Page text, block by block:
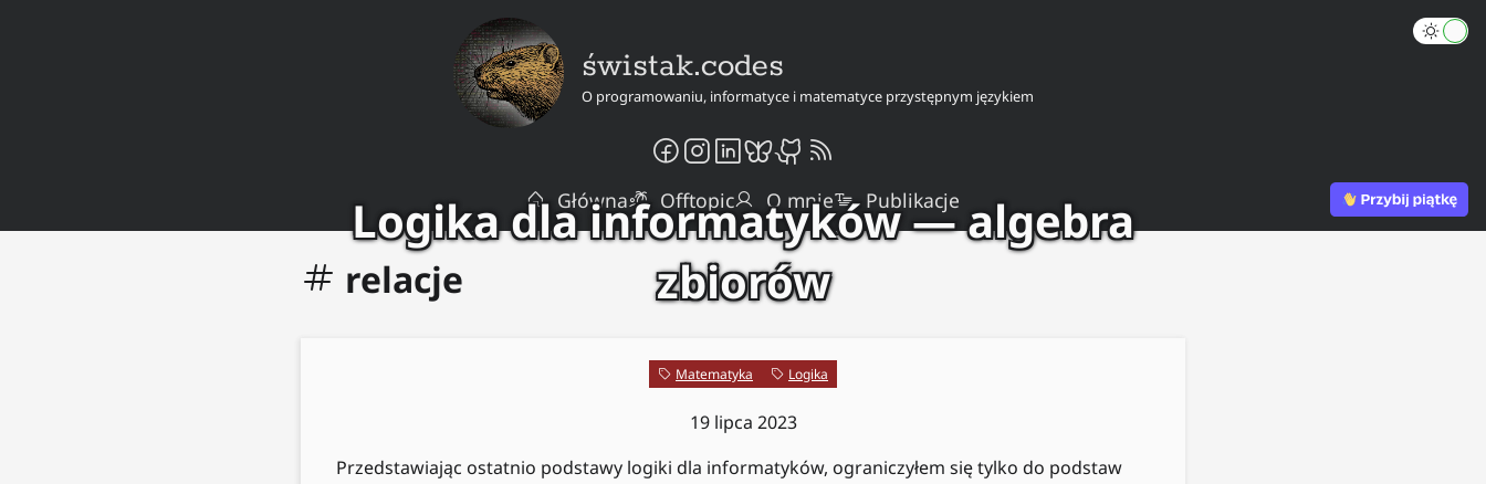
świstak.codes
O programowaniu, informatyce i matematyce przystępnym językiem
Główna Offtopic O mnie Publikacje
relacje
Logika dla informatyków — algebra
zbiorów
Matematyka Logika
19 lipca 2023
Przedstawiając ostatnio podstawy logiki dla informatyków, ograniczyłem się tylko do podstaw